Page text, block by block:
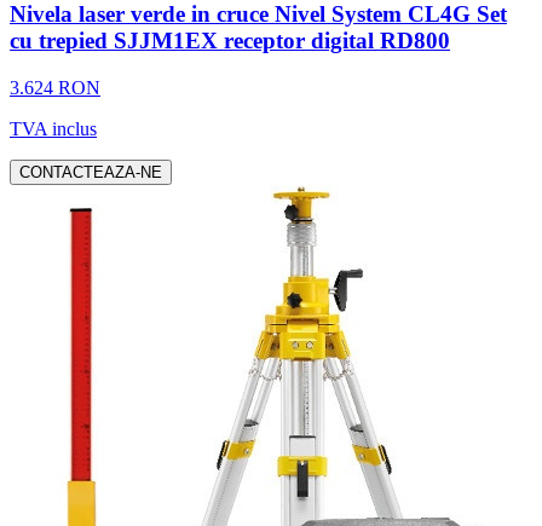
Nivela laser verde in cruce Nivel System CL4G Set
cu trepied SJJM1EX receptor digital RD800
3.624 RON
TVA inclus
CONTACTEAZA-NE